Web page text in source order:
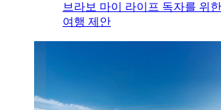
브라보 마이 라이프 독자를 위
여행 제안